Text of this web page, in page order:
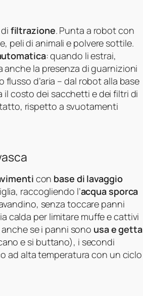
filtrazione. Punta a robot con
peli di animali e polvere sottile.
: quando li estrai,
anche la presenza di guarnizioni
flusso d’aria – dal robot alla base
il costo dei sacchetti e dei filtri di
rispetto a svuotamenti
con base di lavaggio
raccogliendo l’acqua sporca
senza toccare panni
calda per limitare muffe e cattivi
se i panni sono usa e getta
e si buttano), i secondi
ad alta temperatura con un ciclo